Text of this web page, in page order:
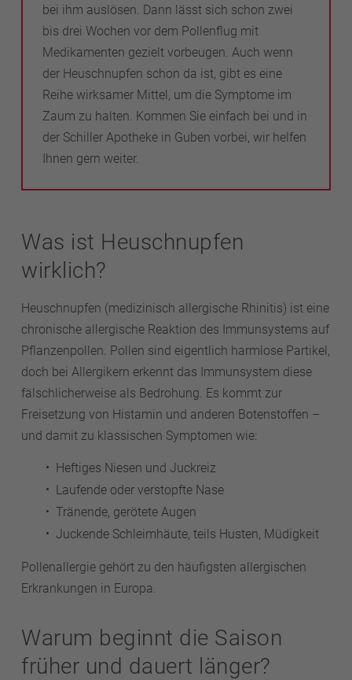
bei ihm auslösen. Dann lässt sich schon zwei
bis drei Wochen vor dem Pollenflug mit
Medikamenten gezielt vorbeugen. Auch wenn
der Heuschnupfen schon da ist, gibt es eine
Reihe wirksamer Mittel, um die Symptome im
Zaum zu halten. Kommen Sie einfach bei und in
der Schiller Apotheke in Guben vorbei, wir helfen
Ihnen gern weiter.
Was ist Heuschnupfen
wirklich?
Heuschnupfen (medizinisch allergische Rhinitis) ist eine
chronische allergische Reaktion des Immunsystems auf
Pflanzenpollen. Pollen sind eigentlich harmlose Partikel,
doch bei Allergikern erkennt das Immunsystem diese
fälschlicherweise als Bedrohung. Es kommt zur
Freisetzung von Histamin und anderen Botenstoffen –
und damit zu klassischen Symptomen wie:
Heftiges Niesen und Juckreiz
Laufende oder verstopfte Nase
Tränende, gerötete Augen
Juckende Schleimhäute, teils Husten, Müdigkeit
Pollenallergie gehört zu den häufigsten allergischen
Erkrankungen in Europa.
Warum beginnt die Saison
früher und dauert länger?